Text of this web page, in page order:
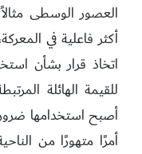
العصور الوسطى
أكثر فاعلية في
اتخاذ قرار بشأن
للقيمة الهائلة
أصبح استخدامها
أمرًا متهورًا من